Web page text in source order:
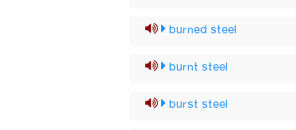
burned steel
burnt steel
burst steel